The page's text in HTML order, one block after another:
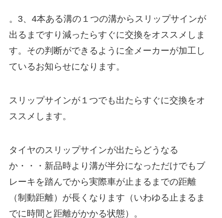
。3、4本ある溝の１つの溝からスリップサインが
出るまですり減ったらすぐに交換をオススメしま
す。その判断ができるように全メーカーが加工し
ているお知らせになります。
スリップサインが１つでも出たらすぐに交換をオ
ススメします。
タイヤのスリップサインが出たらどうなる
か・・・新品時より溝が半分になっただけでもブ
レーキを踏んでから実際車が止まるまでの距離
（制動距離）が長く なります（いわゆる止まるま
でに時間と距離がかかる状態）。